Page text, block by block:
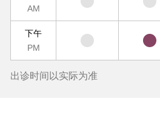
AM
下午
PM
出诊时间以实际为准